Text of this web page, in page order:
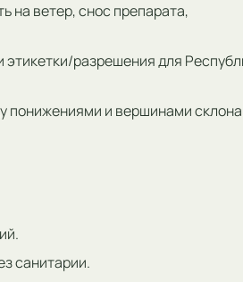
на ветер, снос препарата,
этикетки/разрешения для
понижениями и вершинами
санитарии.